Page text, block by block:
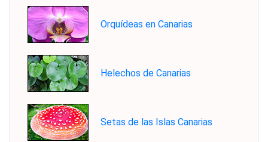
Orquídeas en Canarias
Helechos de Canarias
Setas de las Islas Canarias